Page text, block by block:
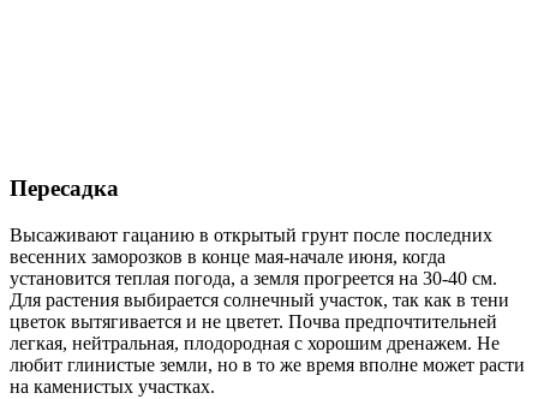
Пересадка
Высаживают гацанию в открытый грунт после последних
весенних заморозков в конце мая-начале июня, когда
установится теплая погода, а земля прогреется на 30-40 см.
Для растения выбирается солнечный участок, так как в тени
цветок вытягивается и не цветет. Почва предпочтительней
легкая, нейтральная, плодородная с хорошим дренажем. Не
любит глинистые земли, но в то же время вполне может расти
на каменистых участках.